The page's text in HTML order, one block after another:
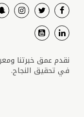
نقدم عمق خبرتنا
في تحقيق النجاح.